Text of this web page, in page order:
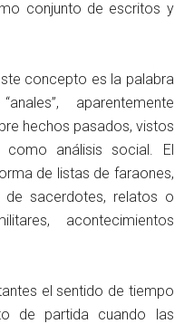
conjunto de escritos y
concepto es la palabra
aparentemente
hechos pasados, vistos
como análisis social. El
de listas de faraones,
de sacerdotes, relatos o
acontecimientos
el sentido de tiempo
de partida cuando las